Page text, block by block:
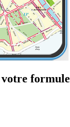
votre formule